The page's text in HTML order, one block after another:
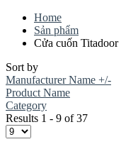
Home
Sản phẩm
Cửa cuốn Titadoor
Sort by
Manufacturer Name +/-
Product Name
Category
Results 1 - 9 of 37